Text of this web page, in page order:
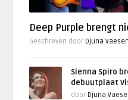
Deep Purple brengt
Geschreven door Djuna Vaesen
Sienna Spiro
debuutplaat
door Djuna